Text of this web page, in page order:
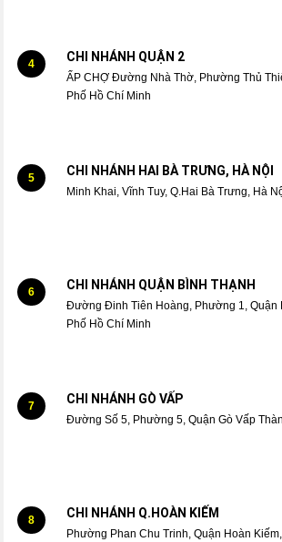
4 CHI NHÁNH QUẬN 2
ẤP CHỢ Đường Nhà Thờ, Phường Thủ
Phố Hồ Chí Minh
5 CHI NHÁNH HAI BÀ TRƯNG, HÀ NỘI
Minh Khai, Vĩnh Tuy, Q.Hai Bà Trưng, Hà
6 CHI NHÁNH QUẬN BÌNH THẠNH
Đường Đinh Tiên Hoàng, Phường 1, Quận
Phố Hồ Chí Minh
7 CHI NHÁNH GÒ VẤP
Đường Số 5, Phường 5, Quận Gò Vấp
8 CHI NHÁNH Q.HOÀN KIẾM
Phường Phan Chu Trinh, Quận Hoàn